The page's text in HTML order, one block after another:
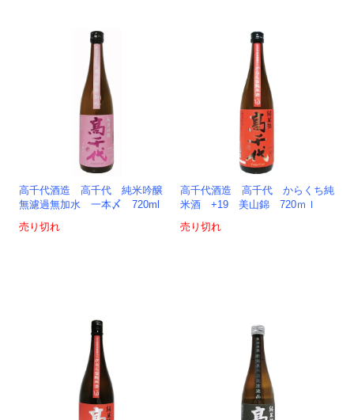
高千代酒造 高千代 純米吟醸
無濾過無加水 一本〆 720ml
売り切れ
高千代酒造 高千代 からくち純
米酒 +19 美山錦 720ｍｌ
売り切れ